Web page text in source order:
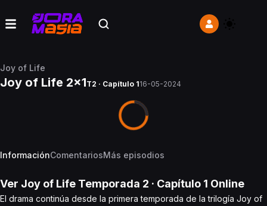
Joy of Life
Joy of Life 2x1T2 · Capítulo 116-05-2024
InformaciónComentariosMás episodios
Ver Joy of Life Temporada 2 · Capítulo 1 Online
El drama continúa desde la primera temporada de la trilogía Joy of